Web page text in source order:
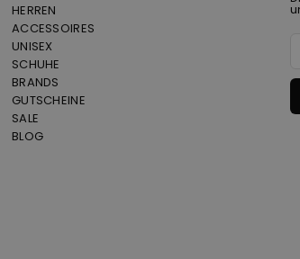
HERREN
ACCESSOIRES
UNISEX
SCHUHE
BRANDS
GUTSCHEINE
SALE
BLOG